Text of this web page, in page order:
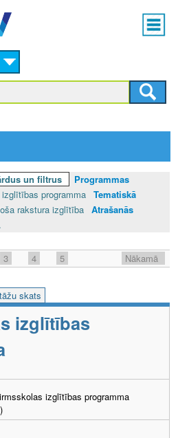
Main
menu
un filtrus
Programmas
programma Tematiskā
rakstura izglītība Atrašanās
3 4 5
Nākamā
skats
izglītības
izglītības programma